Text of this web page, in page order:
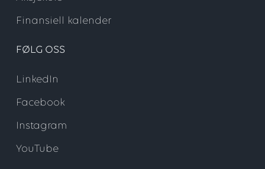
Finansiell kalender
FØLG OSS
LinkedIn
Facebook
Instagram
YouTube